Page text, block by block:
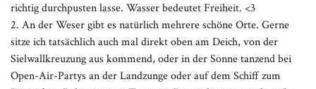
richtig durchpusten lasse. Wasser bedeutet Freiheit. <3
2. An der Weser gibt es natürlich mehrere schöne Orte. Gerne
sitze ich tatsächlich auch mal direkt oben am Deich, von der
Sielwallkreuzung aus kommend, oder in der Sonne tanzend bei
Open-Air-Partys an der Landzunge oder auf dem Schiff zum